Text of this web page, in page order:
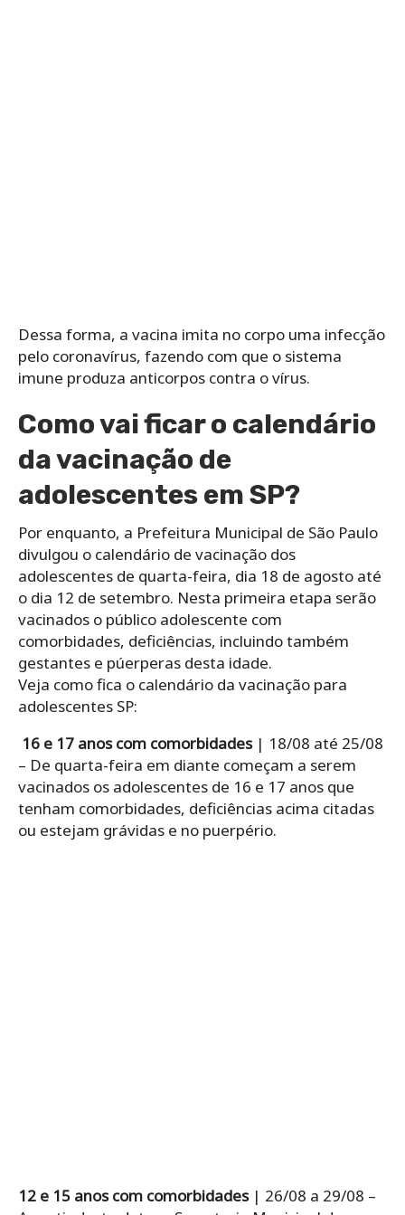
Dessa forma, a vacina imita no corpo uma infecção
pelo coronavírus, fazendo com que o sistema
imune produza anticorpos contra o vírus.
Como vai ficar o calendário
da vacinação de
adolescentes em SP?
Por enquanto, a Prefeitura Municipal de São Paulo
divulgou o calendário de vacinação dos
adolescentes de quarta-feira, dia 18 de agosto até
o dia 12 de setembro. Nesta primeira etapa serão
vacinados o público adolescente com
comorbidades, deficiências, incluindo também
gestantes e púerperas desta idade.
Veja como fica o calendário da vacinação para
adolescentes SP:
16 e 17 anos com comorbidades| 18/08 até 25/08
– De quarta-feira em diante começam a serem
vacinados os adolescentes de 16 e 17 anos que
tenham comorbidades, deficiências acima citadas
ou estejam grávidas e no puerpério.
12 e 15 anos com comorbidades | 26/08 a 29/08 –